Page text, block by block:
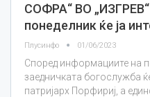
СОФРА“ ВО „ИЗГРЕВ“
понеделник ќе ја
Плусинфо 01/06/2023
Според информациите на
заедничката богослужба
патријарх Порфириј, а